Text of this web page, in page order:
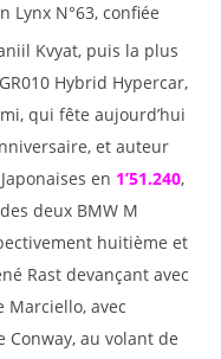
Lynx N°63, confiée
Kvyat, puis la plus
Hybrid Hypercar,
qui fête aujourd’hui
et auteur
en 1’51.240,
deux BMW M
huitième et
Rast devançant avec
Marciello, avec
Conway, au volant de